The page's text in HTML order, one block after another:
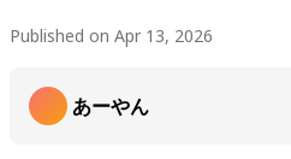
Published on Apr 13, 2026
あーやん